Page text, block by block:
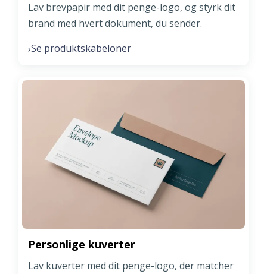
Lav brevpapir med dit penge-logo, og styrk dit
brand med hvert dokument, du sender.
›Se produktskabeloner
Personlige kuverter
Lav kuverter med dit penge-logo, der matcher